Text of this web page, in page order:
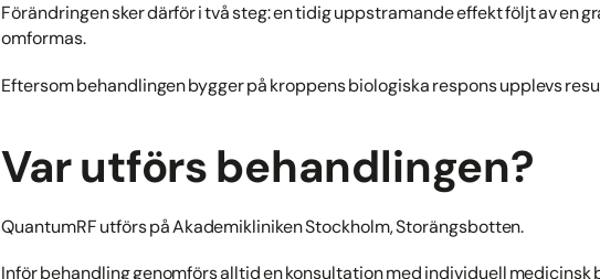
Förändringen sker därför i två steg: en tidig uppstramande effekt följt av en
omformas.
Eftersom behandlingen bygger på kroppens biologiska respons upplevs
Var utförs behandlingen?
QuantumRF utförs på Akademikliniken Stockholm, Storängsbotten.
Inför behandling genomförs alltid en konsultation med individuell medicinsk